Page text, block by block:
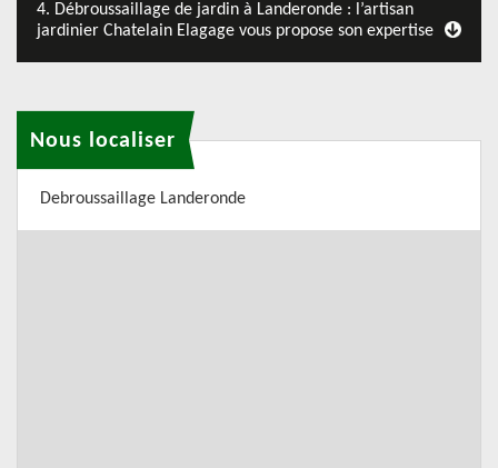
4. Débroussaillage de jardin à Landeronde : l’artisan
jardinier Chatelain Elagage vous propose son expertise
Nous localiser
Debroussaillage Landeronde